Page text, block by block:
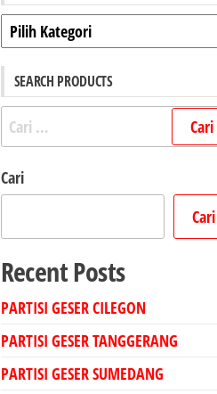
Kategori
SEARCH PRODUCTS
Cari
untuk:
Cari
Cari
Recent Posts
PARTISI GESER CILEGON
PARTISI GESER TANGGERANG
PARTISI GESER SUMEDANG